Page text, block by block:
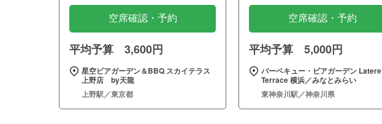
空席確認・予約
平均予算 3,600円
星空ビアガーデン＆BBQ スカイテラス
上野店 by天龍
上野駅／東京都
空席確認・予約
平均予算 5,000円
バーベキュー・ビアガーデン Latere
Terrace 横浜／みなとみらい
東神奈川駅／神奈川県